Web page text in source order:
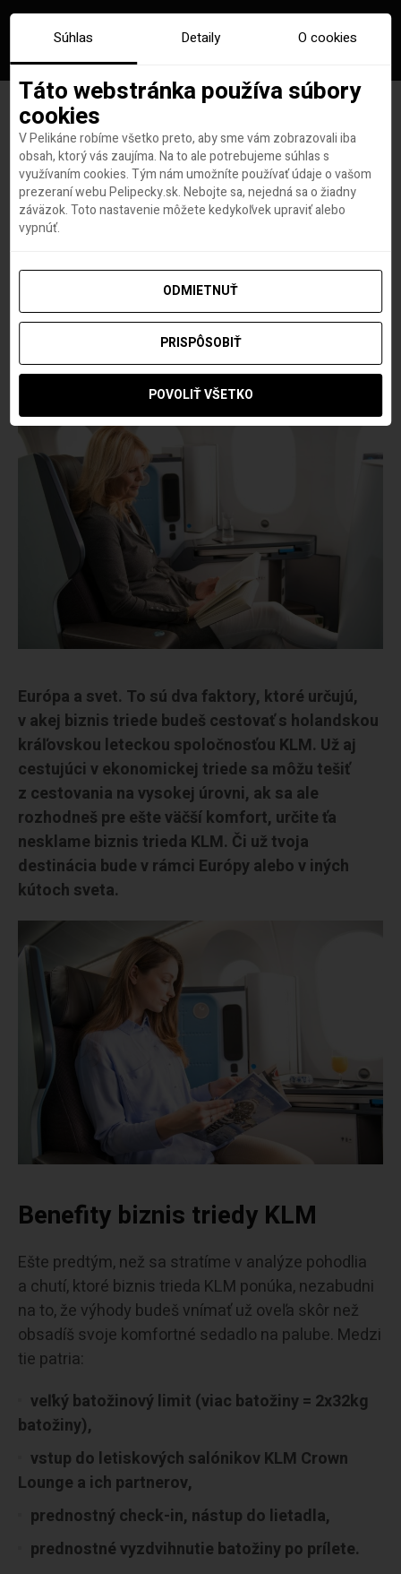
Biznis trieda KLM: viac
súkromia, pohodlia, kvalitný
catering a plná pozornosť
Lovci leteniek a dovoleniek
19. MÁJA 2023
Európa a svet. To sú dva faktory, ktoré určujú,
v akej biznis triede budeš cestovať s holandskou
kráľovskou leteckou spoločnosťou KLM. Už aj
cestujúci v ekonomickej triede sa môžu tešiť
z cestovania na vysokej úrovni, ak sa ale
rozhodneš pre ešte väčší komfort, určite ťa
nesklame biznis trieda KLM. Či už tvoja
destinácia bude v rámci Európy alebo v iných
kútoch sveta.
Benefity biznis triedy KLM
Ešte predtým, než sa stratíme v analýze pohodlia
a chutí, ktoré biznis trieda KLM ponúka, nezabudni
na to, že výhody budeš vnímať už oveľa skôr než
obsadíš svoje komfortné sedadlo na palube. Medzi
tie patria:
veľký batožinový limit (viac batožiny = 2x32kg
batožiny),
vstup do letiskových salónikov KLM Crown
Lounge a ich partnerov,
prednostný check-in, nástup do lietadla,
prednostné vyzdvihnutie batožiny po prílete.
Súhlas Detaily O cookies
Táto webstránka používa súbory
cookies
V Pelikáne robíme všetko preto, aby sme vám zobrazovali iba
obsah, ktorý vás zaujíma. Na to ale potrebujeme súhlas s
využívaním cookies. Tým nám umožníte používať údaje o vašom
prezeraní webu Pelipecky.sk. Nebojte sa, nejedná sa o žiadny
záväzok. Toto nastavenie môžete kedykoľvek upraviť alebo
vypnúť.
ODMIETNUŤ
PRISPÔSOBIŤ
POVOLIŤ VŠETKO